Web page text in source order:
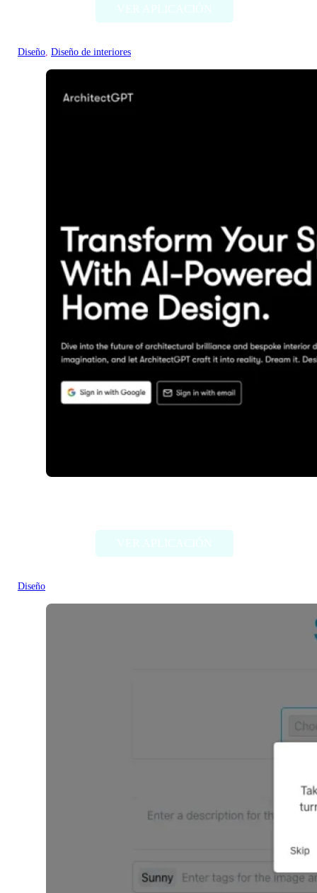
Diseño, Diseño de interiores
Diseño